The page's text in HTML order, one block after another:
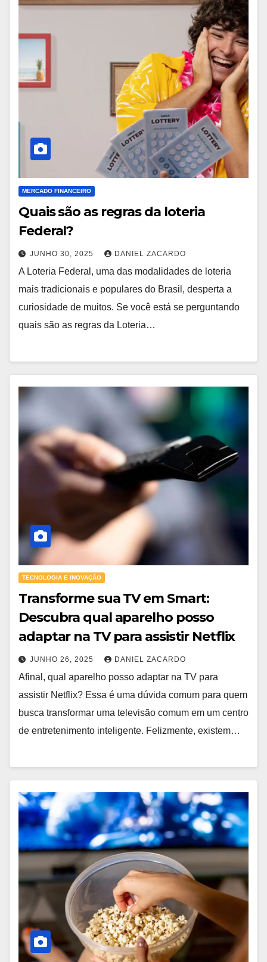
MERCADO FINANCEIRO
Quais são as regras da loteria
Federal?
JUNHO 30, 2025 DANIEL ZACARDO
A Loteria Federal, uma das modalidades de loteria
mais tradicionais e populares do Brasil, desperta a
curiosidade de muitos. Se você está se perguntando
quais são as regras da Loteria…
TECNOLOGIA E INOVAÇÃO
Transforme sua TV em Smart:
Descubra qual aparelho posso
adaptar na TV para assistir Netflix
JUNHO 26, 2025 DANIEL ZACARDO
Afinal, qual aparelho posso adaptar na TV para
assistir Netflix? Essa é uma dúvida comum para quem
busca transformar uma televisão comum em um centro
de entretenimento inteligente. Felizmente, existem…